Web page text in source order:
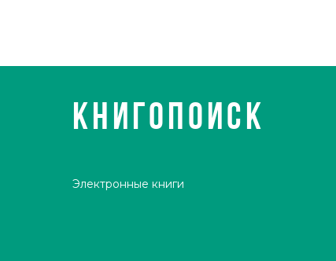
КНИГОПОИСК
Электронные книги